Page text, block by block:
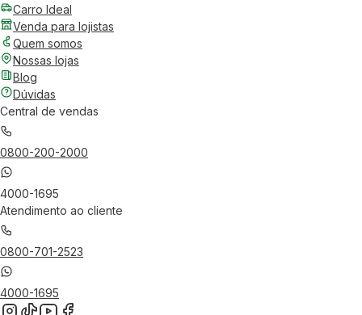
Carro Ideal
Venda para lojistas
Quem somos
Nossas lojas
Blog
Dúvidas
Central de vendas
0800-200-2000
4000-1695
Atendimento ao cliente
0800-701-2523
4000-1695